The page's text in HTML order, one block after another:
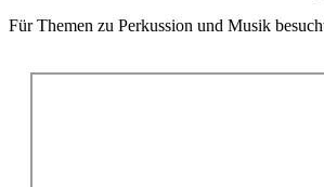
Für Themen zu Perkussion und Musik